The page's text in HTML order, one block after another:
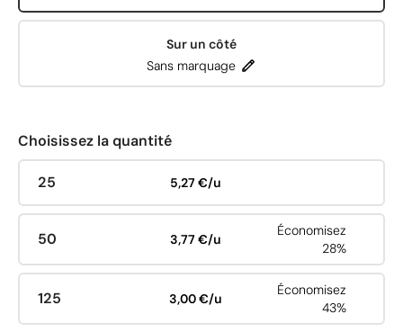
Sur un côté
Sans marquage
Choisissez la quantité
25 5,27 €/u
50 3,77 €/u
Économisez
28%
125 3,00 €/u
Économisez
43%